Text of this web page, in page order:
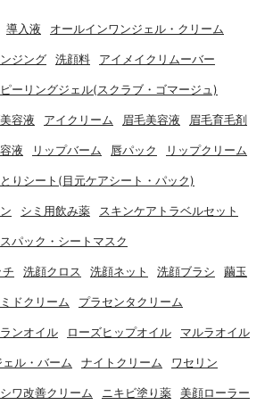
導入液 オールインワンジェル・クリーム
ジング 洗顔料 アイメイクリムーバー
ピーリングジェル(スクラブ・ゴマージュ)
容液 アイクリーム 眉毛美容液 眉毛育毛剤
液 リップバーム 唇パック リップクリーム
とりシート(目元ケアシート・パック)
シミ用飲み薬 スキンケアトラベルセット
パック・シートマスク
洗顔クロス 洗顔ネット 洗顔ブラシ 繭玉
ドクリーム プラセンタクリーム
ンオイル ローズヒップオイル マルラオイル
ル・バーム ナイトクリーム ワセリン
シワ改善クリーム ニキビ塗り薬 美顔ローラー